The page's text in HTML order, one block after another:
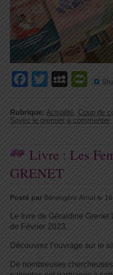
Facebook
Twitter
Rubrique: Actualité, Coup de
Soyez le premier à commenter
Livre : Les
GRENET
Posté par Bérengère Arnal le
Le livre de Géraldine Grenet
de Février 2023.
Découvrez l’ouvrage sur le
De nombreuses